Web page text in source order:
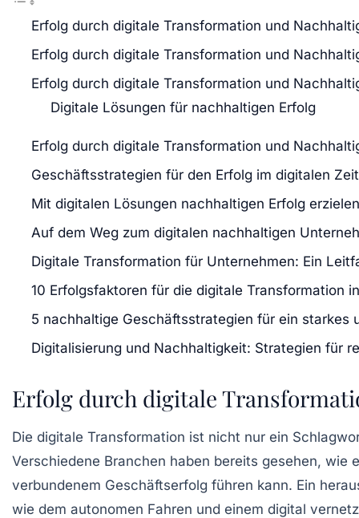
Erfolg durch digitale Transformation und
Erfolg durch digitale Transformation und
Erfolg durch digitale Transformation und
Digitale Lösungen für nachhaltigen Erfolg
Erfolg durch digitale Transformation und
Geschäftsstrategien für den Erfolg im digitalen
Mit digitalen Lösungen nachhaltigen Erfolg erzielen
Auf dem Weg zum digitalen nachhaltigen
Digitale Transformation für Unternehmen: Ein
10 Erfolgsfaktoren für die digitale Transformation
5 nachhaltige Geschäftsstrategien für ein starkes
Digitalisierung und Nachhaltigkeit: Strategien für
Erfolg durch digitale
Die digitale Transformation ist nicht nur ein
Verschiedene Branchen haben bereits gesehen,
verbundenem Geschäftserfolg führen kann. Ein
wie dem autonomen Fahren und einem digital